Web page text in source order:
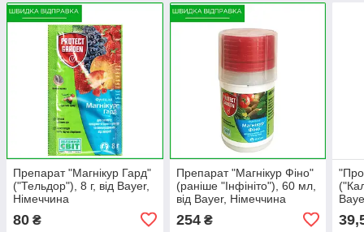
Препарат "Магнікур Гард"
("Тельдор"), 8 г, від Bayer,
Німеччина
80 ₴
Препарат "Магнікур Фіно"
(раніше "Інфініто"), 60 мл,
від Bayer, Німеччина
254₴